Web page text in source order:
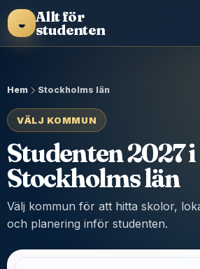
◒ Allt för
studenten
Hem Stockholms län
VÄLJ KOMMUN
Studenten 2027 i
Stockholms län
Välj kommun för att hitta skolor,
och planering inför studenten.